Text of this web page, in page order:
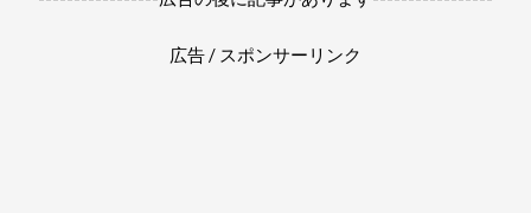
広告 / スポンサーリンク